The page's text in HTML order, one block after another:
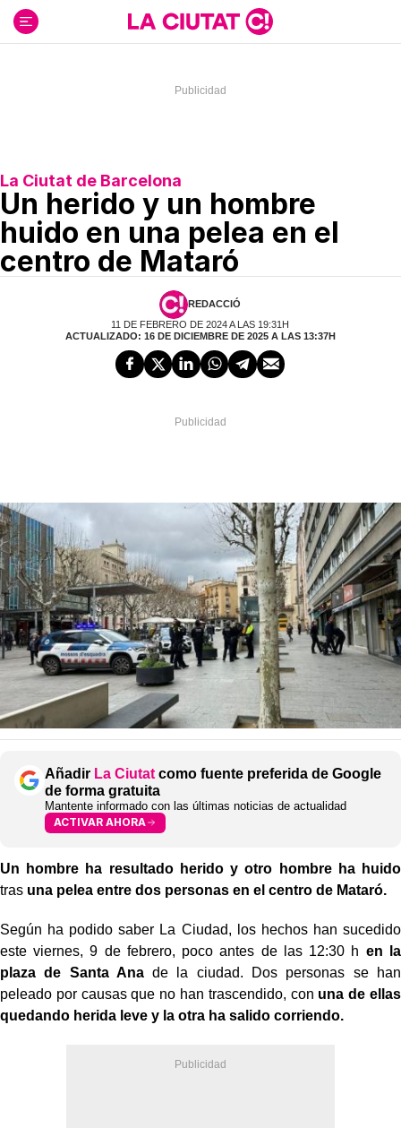
contenido
La Ciutat de Barcelona
Un herido y un hombre
huido en una pelea en el
centro de Mataró
REDACCIÓ
11 DE FEBRERO DE 2024 A LAS 19:31H
ACTUALIZADO: 16 DE DICIEMBRE DE 2025 A LAS 13:37H
Añadir La Ciutat como fuente preferida de Google
de forma gratuita
Mantente informado con las últimas noticias de actualidad
ACTIVAR AHORA
Un hombre ha resultado herido y otro hombre ha huido
tras una pelea entre dos personas en el centro de Mataró.
Según ha podido saber La Ciudad, los hechos han sucedido
este viernes, 9 de febrero, poco antes de las 12:30 h en la
plaza de Santa Anade la ciudad. Dos personas se han
peleado por causas que no han trascendido, con una de ellas
quedando herida leve y la otra ha salido corriendo.